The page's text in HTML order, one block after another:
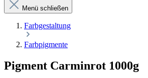
Menü schließen
Farbgestaltung
Farbpigmente
Pigment Carminrot 1000g